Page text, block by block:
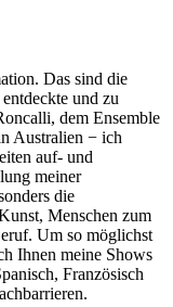
Das sind die
und zu
dem Ensemble
Australien − ich
auf- und
meiner
die
Menschen zum
Um so möglichst
Ihnen meine Shows
Französisch